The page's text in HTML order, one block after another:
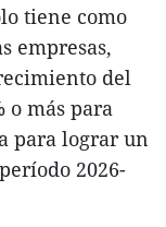
tiene como
empresas,
del
o más para
para lograr un
2026-